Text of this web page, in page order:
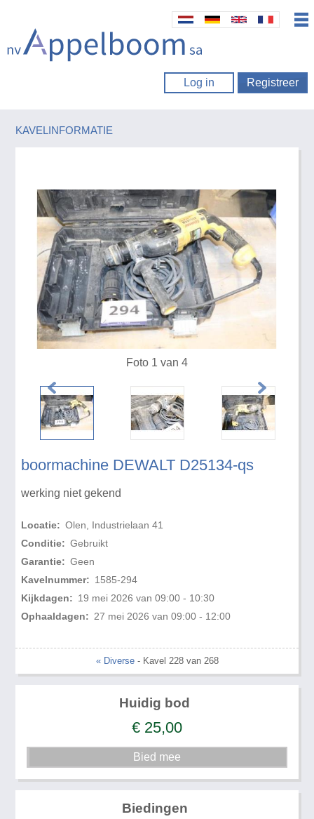
Log in Registreer
KAVELINFORMATIE
boormachine DEWALT D25134-qs
werking niet gekend
Locatie: Olen, Industrielaan 41
Conditie: Gebruikt
Garantie: Geen
Kavelnummer: 1585-294
Kijkdagen: 19 mei 2026 van 09:00 - 10:30
Ophaaldagen: 27 mei 2026 van 09:00 - 12:00
Foto 1 van 4
« Diverse- Kavel 228 van 268
Huidig bod
€ 25,00
Biedingen